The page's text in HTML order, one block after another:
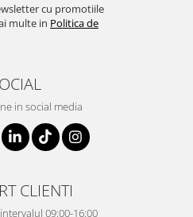
cu promotiile
multe in Politica de
in social media
CLIENTI
09:00-16:00